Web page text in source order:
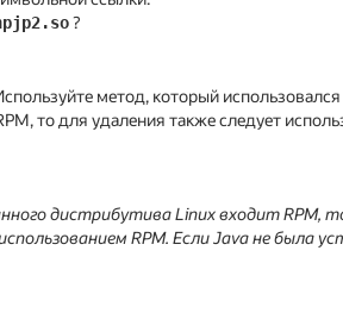
?
метод, который
то для удаления также следует
дистрибутива Linux входит RPM,
RPM. Если Java не была